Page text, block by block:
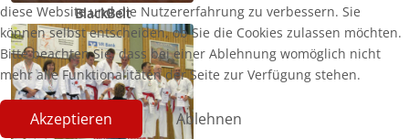
BlackBelt
diese Website und die Nutzererfahrung zu verbessern. Sie
können selbst entscheiden, ob Sie die Cookies zulassen möchten.
Bitte beachten Sie, dass bei einer Ablehnung womöglich nicht
mehr alle Funktionalitäten der Seite zur Verfügung stehen.
Akzeptieren Ablehnen